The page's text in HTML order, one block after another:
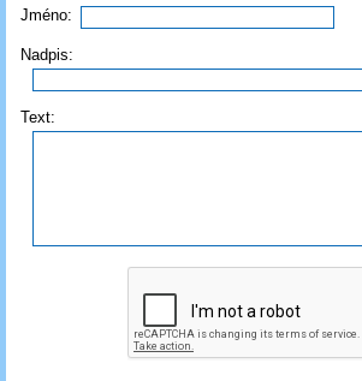
Jméno:
Nadpis:
Text: